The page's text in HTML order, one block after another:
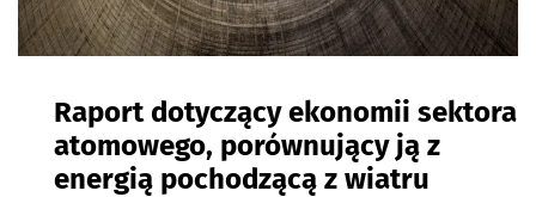
Raport dotyczący ekonomii sektora
atomowego, porównujący ją z
energią pochodzącą z wiatru